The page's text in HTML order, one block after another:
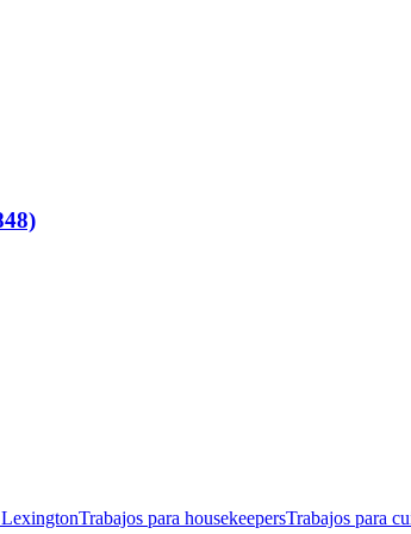
Trabajos para housekeepersTrabajos para